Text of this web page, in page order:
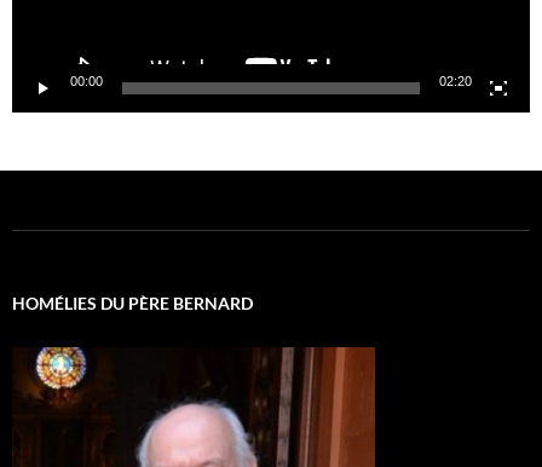
00:00 02:20
HOMÉLIES DU PÈRE BERNARD